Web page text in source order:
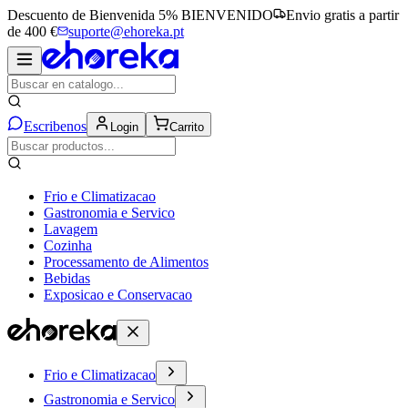
Descuento de Bienvenida 5% BIENVENIDO
Envio gratis a partir
de 400 €
suporte@ehoreka.pt
Escribenos Login Carrito
Frio e Climatizacao
Gastronomia e Servico
Lavagem
Cozinha
Processamento de Alimentos
Bebidas
Exposicao e Conservacao
Frio e Climatizacao
Gastronomia e Servico